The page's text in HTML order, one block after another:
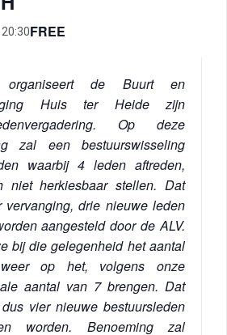
20:30FREE
de Buurt en
Huis ter Heide zijn
Op deze
zal een bestuurswisseling
waarbij 4 leden aftreden,
niet herkiesbaar stellen. Dat
vervanging, drie nieuwe leden
aangesteld door de ALV.
bij die gelegenheid het aantal
weer op het, volgens onze
aantal van 7 brengen. Dat
vier nieuwe bestuursleden
worden. Benoeming zal